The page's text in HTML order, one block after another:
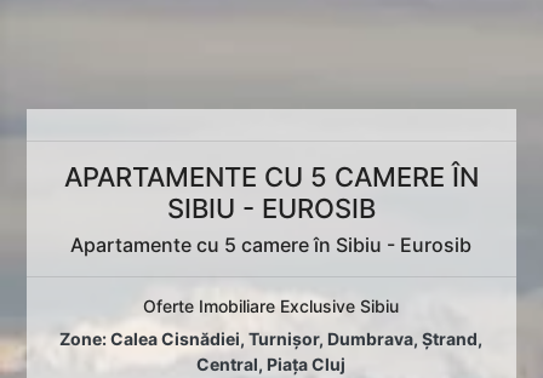
APARTAMENTE CU 5 CAMERE ÎN
SIBIU - EUROSIB
Apartamente cu 5 camere în Sibiu - Eurosib
Oferte Imobiliare Exclusive Sibiu
Zone:Calea Cisnădiei,Turnișor, Dumbrava,Ștrand,
Central, Piața Cluj